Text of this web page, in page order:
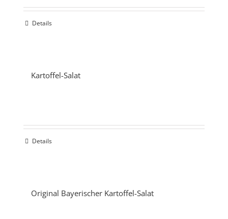
Details
Kartoffel-Salat
Details
Original Bayerischer Kartoffel-Salat